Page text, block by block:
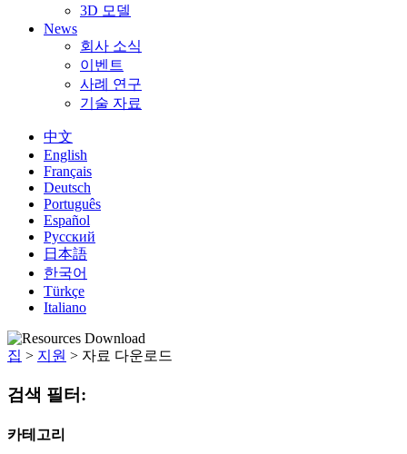
3D 모델
News
회사 소식
이벤트
사례 연구
기술 자료
中文
English
Français
Deutsch
Português
Español
Русский
日本語
한국어
Türkçe
Italiano
집 > 지원 > 자료 다운로드
검색 필터:
카테고리